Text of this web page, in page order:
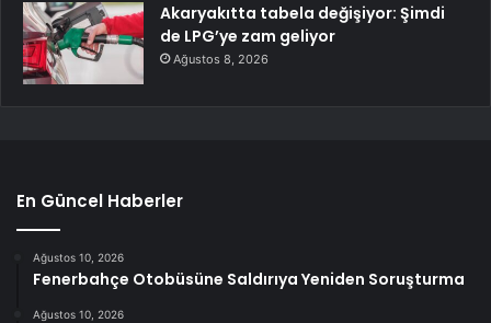
Akaryakıtta tabela değişiyor: Şimdi
de LPG’ye zam geliyor
Ağustos 8, 2026
En Güncel Haberler
Ağustos 10, 2026
Fenerbahçe Otobüsüne Saldırıya Yeniden Soruşturma
Ağustos 10, 2026